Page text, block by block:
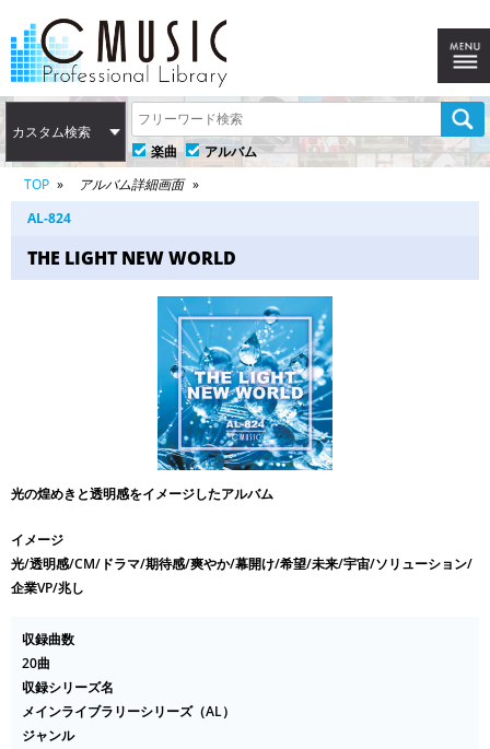
カスタム検索
楽曲
アルバム
TOP
アルバム詳細画面
AL-824
THE LIGHT NEW WORLD
光の煌めきと透明感をイメージしたアルバム
イメージ
光/透明感/CM/ドラマ/期待感/爽やか/幕開け/希望/未来/宇宙/ソリューション/
企業VP/兆し
収録曲数
20曲
収録シリーズ名
メインライブラリーシリーズ（AL）
ジャンル